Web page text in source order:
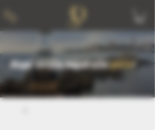
Kupi svoje najdražepiće!